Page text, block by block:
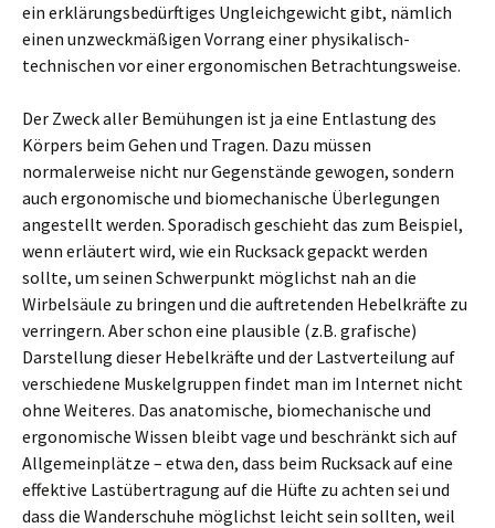
ein erklärungsbedürftiges Ungleichgewicht gibt, nämlich
einen unzweckmäßigen Vorrang einer physikalisch-
technischen vor einer ergonomischen Betrachtungsweise.
Der Zweck aller Bemühungen ist ja eine Entlastung des
Körpers beim Gehen und Tragen. Dazu müssen
normalerweise nicht nur Gegenstände gewogen, sondern
auch ergonomische und biomechanische Überlegungen
angestellt werden. Sporadisch geschieht das zum Beispiel,
wenn erläutert wird, wie ein Rucksack gepackt werden
sollte, um seinen Schwerpunkt möglichst nah an die
Wirbelsäule zu bringen und die auftretenden Hebelkräfte zu
verringern. Aber schon eine plausible (z.B. grafische)
Darstellung dieser Hebelkräfte und der Lastverteilung auf
verschiedene Muskelgruppen findet man im Internet nicht
ohne Weiteres. Das anatomische, biomechanische und
ergonomische Wissen bleibt vage und beschränkt sich auf
Allgemeinplätze – etwa den, dass beim Rucksack auf eine
effektive Lastübertragung auf die Hüfte zu achten sei und
dass die Wanderschuhe möglichst leicht sein sollten, weil